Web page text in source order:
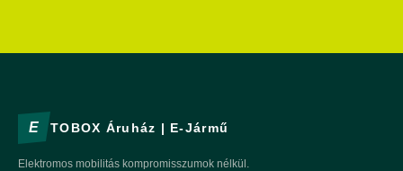
E TOBOX Áruház | E-Jármű
Elektromos mobilitás kompromisszumok nélkül.